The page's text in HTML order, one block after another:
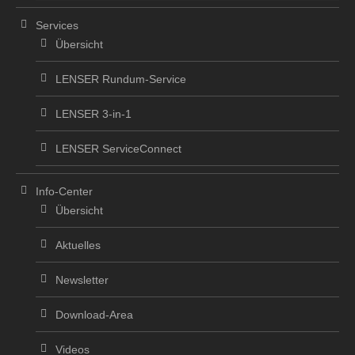
Services
Übersicht
LENSER Rundum-Service
LENSER 3-in-1
LENSER ServiceConnect
Info-Center
Übersicht
Aktuelles
Newsletter
Download-Area
Videos